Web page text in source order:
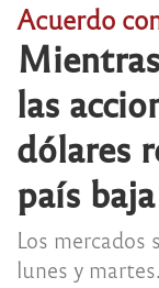
Acuerdo
las
dólares
país baja
Los mercados
lunes y martes.